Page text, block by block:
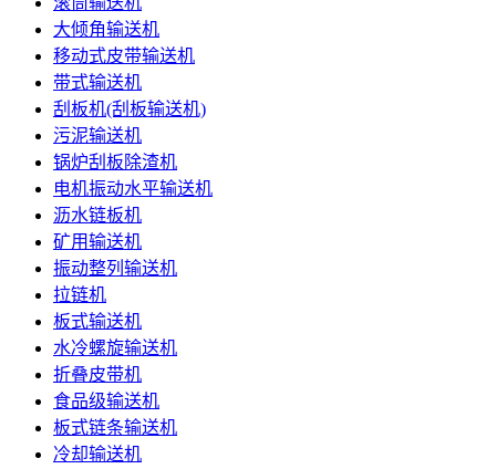
大倾角输送机
移动式皮带输送机
带式输送机
刮板机(刮板输送机)
污泥输送机
锅炉刮板除渣机
电机振动水平输送机
沥水链板机
矿用输送机
振动整列输送机
拉链机
板式输送机
水冷螺旋输送机
折叠皮带机
食品级输送机
板式链条输送机
冷却输送机